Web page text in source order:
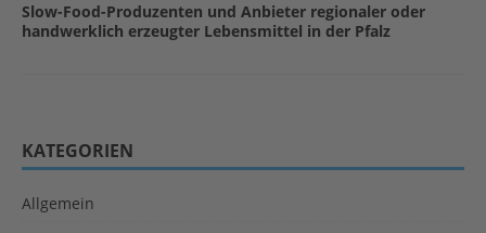
Slow-Food-Produzenten und Anbieter regionaler oder
handwerklich erzeugter Lebensmittel in der Pfalz
KATEGORIEN
Allgemein